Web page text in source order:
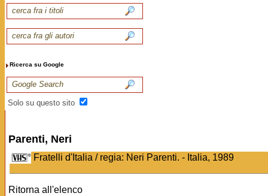
Ricerca su Google
Solo su questo sito
Parenti, Neri
Fratelli d'Italia / regia: Neri Parenti. - Italia, 1989
Ritorna all'elenco